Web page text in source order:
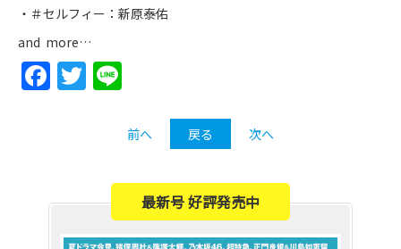
・＃セルフィー：新原泰佑
and more…
Facebook
Twitter
前へ 戻る 次へ
最新号 好評発売中